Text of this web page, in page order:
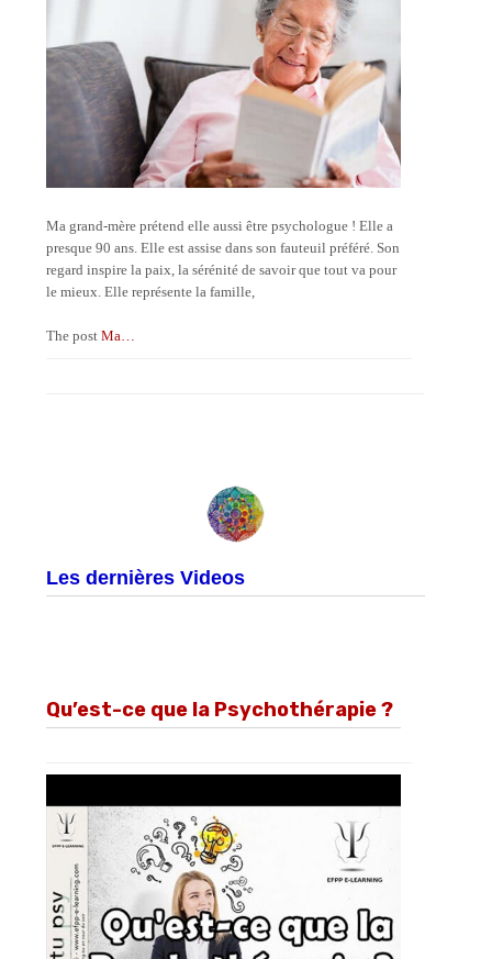
Ma grand-mère prétend elle aussi être psychologue ! Elle a
presque 90 ans. Elle est assise dans son fauteuil préféré. Son
regard inspire la paix, la sérénité de savoir que tout va pour
le mieux. Elle représente la famille,
The postMa…
Les dernières Videos
Qu’est-ce que la Psychothérapie ?